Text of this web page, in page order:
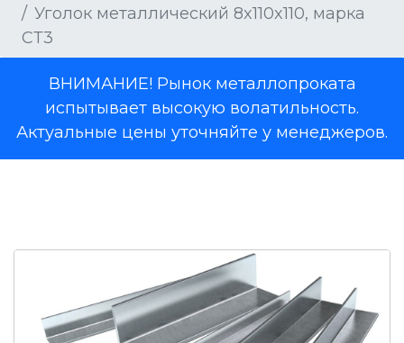
Уголок металлический 8x110x110, марка
СТ3
ВНИМАНИЕ! Рынок металлопроката
испытывает высокую волатильность.
Актуальные цены уточняйте у менеджеров.